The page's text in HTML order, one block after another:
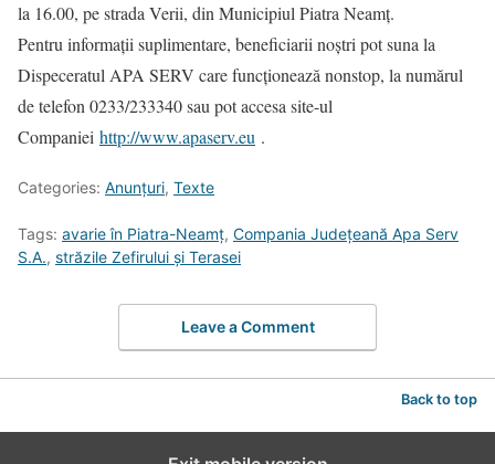
la 16.00, pe strada Verii, din Municipiul Piatra Neamț.
Pentru informații suplimentare, beneficiarii noștri pot suna la
Dispeceratul APA SERV care funcționează nonstop, la numărul
de telefon 0233/233340 sau pot accesa site-ul
Companiei http://www.apaserv.eu .
Categories: Anunțuri, Texte
Tags: avarie în Piatra-Neamț, Compania Județeană Apa Serv
S.A., străzile Zefirului și Terasei
Leave a Comment
Back to top